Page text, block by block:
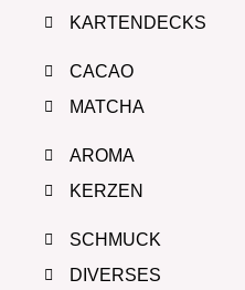
KARTENDECKS
CACAO
MATCHA
AROMA
KERZEN
SCHMUCK
DIVERSES